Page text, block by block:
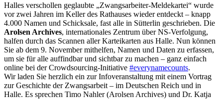
Halles verschollen geglaubte „Zwangsarbeiter-Meldekartei“ wurde
vor zwei Jahren im Keller des Rathauses wieder entdeckt – knapp
4.000 Namen und Schicksale, fast alle in Sütterlin geschrieben. Die
Arolsen Archives, internationales Zentrum über NS-Verfolgung,
halfen durch das Scannen aller Karteikarten aus Halle. Nun können
Sie ab dem 9. November mithelfen, Namen und Daten zu erfassen,
um sie für alle auffindbar und sichtbar zu machen – ganz einfach
online bei der Crowdsourcing-Initiative #everynamecounts.
Wir laden Sie herzlich ein zur Infoveranstaltung mit einem Vortrag
zur Geschichte der Zwangsarbeit – im Deutschen Reich und in
Halle. Es sprechen Timo Nahler (Arolsen Archives) und Dr. Katja